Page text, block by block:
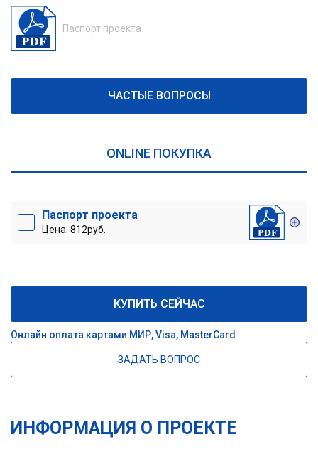
Паспорт проекта
ЧАСТЫЕ ВОПРОСЫ
ONLINE ПОКУПКА
Паспорт проекта
Цена: 812руб.
КУПИТЬ СЕЙЧАС
Онлайн оплата картами МИР, Visa, MasterCard
ЗАДАТЬ ВОПРОС
ИНФОРМАЦИЯ О ПРОЕКТЕ